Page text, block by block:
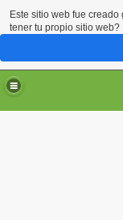
Este sitio web fue creado
tener tu propio sitio web?